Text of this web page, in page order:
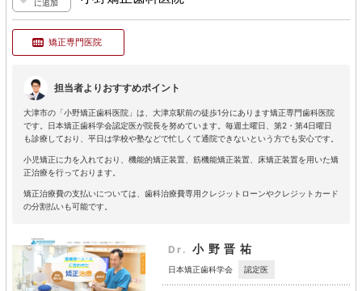
に追加
矯正専門医院
担当者よりおすすめポイント
大津市の「小野矯正歯科医院」は、大津京駅前の徒歩1分にあります矯正専門歯科医院
です。日本矯正歯科学会認定医が院長を努めています。毎週土曜日、第2・第4日曜日
も診療しており、平日は学校や塾などで忙しくて通院できないという方でも安心です。
小児矯正に力を入れており、機能的矯正装置、筋機能矯正装置、床矯正装置を用いた矯
正治療を行っております。
矯正治療費の支払いについては、歯科治療費専用クレジットローンやクレジットカード
の分割払いも可能です。
Dr. 小野晋祐
日本矯正歯科学会 認定医